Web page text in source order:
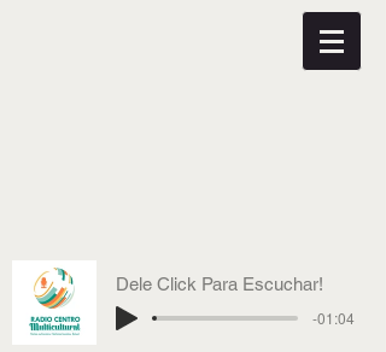
Dele Click Para Escuchar!
-01:04